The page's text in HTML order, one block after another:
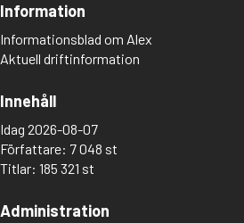
Information
Informationsblad om Alex
Aktuell driftinformation
Innehåll
Idag 2026-08-07
Författare: 7 048 st
Titlar: 185 321 st
Administration